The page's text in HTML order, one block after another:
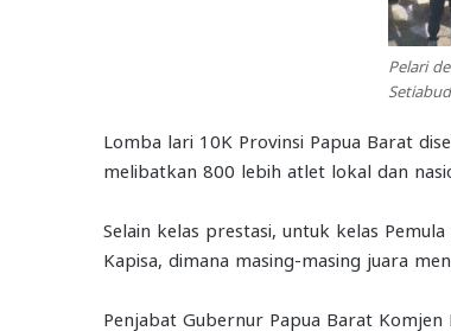
Pelari
Lomba lari 10K Provinsi Papua Barat
melibatkan 800 lebih atlet lokal dan
Selain kelas prestasi, untuk kelas
Kapisa, dimana masing-masing juara
Penjabat Gubernur Papua Barat